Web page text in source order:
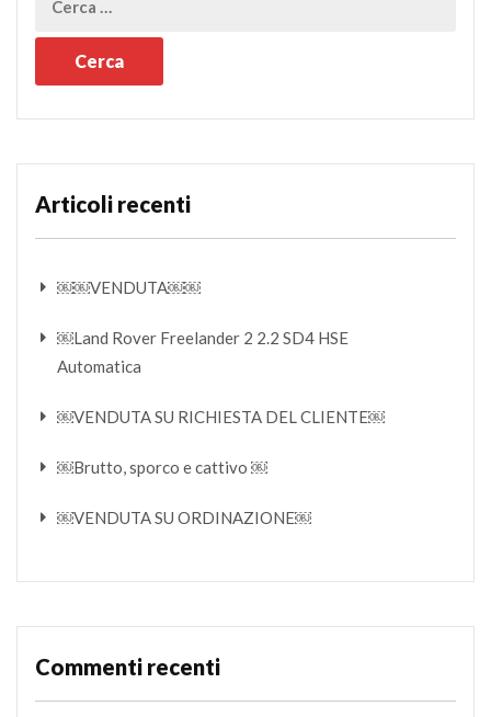
Articoli recenti
￼￼VENDUTA￼￼
￼Land Rover Freelander 2 2.2 SD4 HSE
Automatica
￼VENDUTA SU RICHIESTA DEL CLIENTE￼
￼Brutto, sporco e cattivo ￼
￼VENDUTA SU ORDINAZIONE￼
Commenti recenti